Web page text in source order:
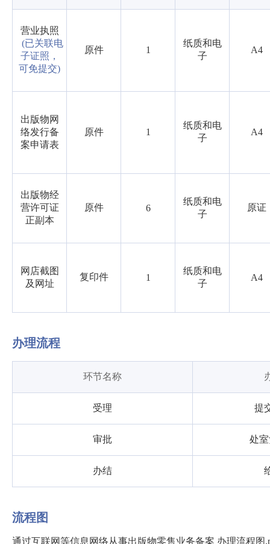
营业执照
(已关联电
子证照，
可免提交)
原件 1
纸质和电
子
A4
出版物网
络发行备
案申请表
原件 1
纸质和电
子
A4
出版物经
营许可证
正副本
原件 6
纸质和电
子
原证
网店截图
及网址
复印件 1
纸质和电
子
A4
办理流程
环节名称
受理 提
审批 处
办结
流程图
通过互联网等信息网络从事出版物零售业务备案 办理流程图